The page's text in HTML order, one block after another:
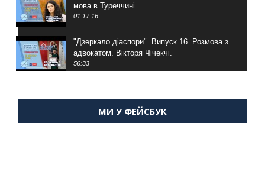
мова в Туреччині
01:17:16
"Дзеркало діаспори". Випуск 16. Розмова з
адвокатом. Вікторя Чічекчі.
56:33
Мухарський про життя в Туреччині
МИ У ФЕЙСБУК